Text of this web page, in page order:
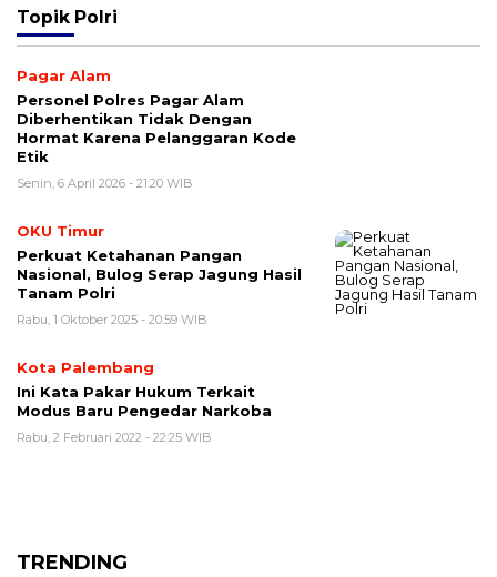
Topik Polri
Pagar Alam
Personel Polres Pagar Alam
Diberhentikan Tidak Dengan
Hormat Karena Pelanggaran Kode
Etik
Senin, 6 April 2026 - 21:20 WIB
OKU Timur
Perkuat Ketahanan Pangan
Nasional, Bulog Serap Jagung Hasil
Tanam Polri
Rabu, 1 Oktober 2025 - 20:59 WIB
Kota Palembang
Ini Kata Pakar Hukum Terkait
Modus Baru Pengedar Narkoba
Rabu, 2 Februari 2022 - 22:25 WIB
TRENDING